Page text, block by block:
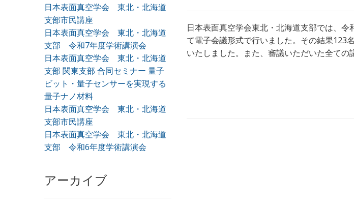
日本表面真空学会 東北・北海道
支部市民講座
日本表面真空学会 東北・北海道
支部 令和7年度学術講演会
日本表面真空学会 東北・北海道
支部 関東支部 合同セミナー 量子
ビット・量子センサーを実現する
量子ナノ材料
日本表面真空学会 東北・北海道
支部市民講座
日本表面真空学会 東北・北海道
支部 令和6年度学術講演会
アーカイブ
日本表面真空学会東北・北海道支部では、
て電子会議形式で行いました。その結果123
いたしました。また、審議いただいた全ての